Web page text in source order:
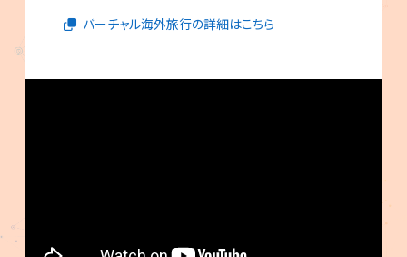
バーチャル海外旅行の詳細はこちら